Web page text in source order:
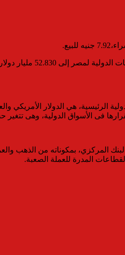
الرئيسية، هي الدولار الأمريكي
فى الأسواق الدولية، وهى
المركزي، بمكوناته من الذهب
المدرة للعملة الصعبة.